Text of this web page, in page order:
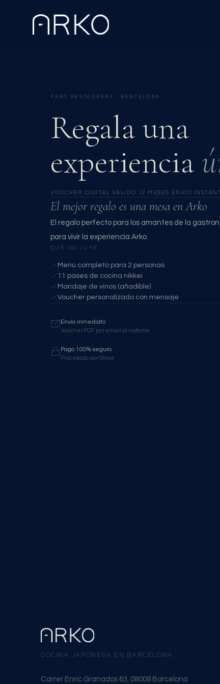
ARKO RESTAURANT · BARCELONA
Regala una
experiencia
VOUCHER DIGITAL VÁLIDO 12 MESES ENVÍO
El mejor regalo es una mesa en Arko
El regalo perfecto para los amantes de la
para vivir la experiencia Arko.
QUÉ INCLUYE
Menú completo para 2 personas
11 pases de cocina nikkei
Maridaje de vinos (añadible)
Voucher personalizado con mensaje
Envío inmediato
Voucher PDF por email al instante
Pago 100% seguro
Procesado por Stripe
COCINA JAPONESA EN BARCELONA
Carrer Enric Granados 63, 08008 Barcelona